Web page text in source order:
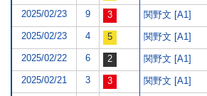
2025/02/23 9 関野文 [A1]
2025/02/23 4 関野文 [A1]
2025/02/22 6 関野文 [A1]
2025/02/21 3 関野文 [A1]